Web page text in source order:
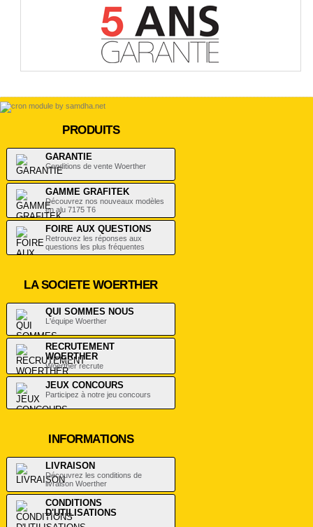
PRODUITS
GARANTIE
Conditions de vente Woerther
GAMME GRAFITEK
Découvrez nos nouveaux modèles
en alu 7175 T6
FOIRE AUX QUESTIONS
Retrouvez les réponses aux
questions les plus fréquentes
LA SOCIETE WOERTHER
QUI SOMMES NOUS
L'équipe Woerther
RECRUTEMENT
WOERTHER
Woerther recrute
JEUX CONCOURS
Participez à notre jeu concours
INFORMATIONS
LIVRAISON
Découvrez les conditions de
livraison Woerther
CONDITIONS
D'UTILISATIONS
.